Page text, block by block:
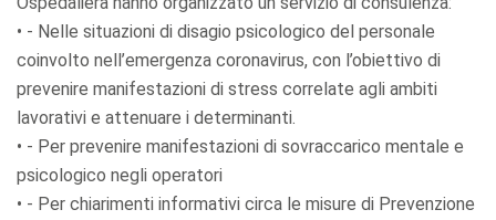
• - Nelle situazioni di disagio psicologico del personale
coinvolto nell’emergenza coronavirus, con l’obiettivo di
prevenire manifestazioni di stress correlate agli ambiti
lavorativi e attenuare i determinanti.
• - Per prevenire manifestazioni di sovraccarico mentale e
psicologico negli operatori
• - Per chiarimenti informativi circa le misure di Prevenzione